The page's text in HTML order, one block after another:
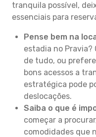
tranquila possível,
essenciais para
Pense bem na
estadia no Pravia?
de tudo, ou
bons acessos a
estratégica pode
deslocações.
Saiba o que é
começar a
comodidades que